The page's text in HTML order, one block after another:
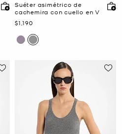
Suéter asimétrico de
cachemira con cuello en V
Ahora
$1,190